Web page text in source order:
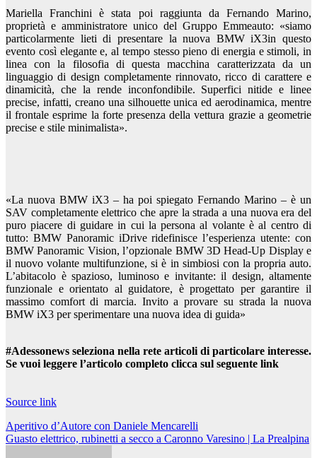
Mariella Franchini è stata poi raggiunta da Fernando Marino,
proprietà e amministratore unico del Gruppo Emmeauto: «siamo
particolarmente lieti di presentare la nuova BMW iX3in questo
evento così elegante e, al tempo stesso pieno di energia e stimoli, in
linea con la filosofia di questa macchina caratterizzata da un
linguaggio di design completamente rinnovato, ricco di carattere e
dinamicità, che la rende inconfondibile. Superfici nitide e linee
precise, infatti, creano una silhouette unica ed aerodinamica, mentre
il frontale esprime la forte presenza della vettura grazie a geometrie
precise e stile minimalista».
«La nuova BMW iX3 – ha poi spiegato Fernando Marino – è un
SAV completamente elettrico che apre la strada a una nuova era del
puro piacere di guidare in cui la persona al volante è al centro di
tutto: BMW Panoramic iDrive ridefinisce l’esperienza utente: con
BMW Panoramic Vision, l’opzionale BMW 3D Head-Up Display e
il nuovo volante multifunzione, si è in simbiosi con la propria auto.
L’abitacolo è spazioso, luminoso e invitante: il design, altamente
funzionale e orientato al guidatore, è progettato per garantire il
massimo comfort di marcia. Invito a provare su strada la nuova
BMW iX3 per sperimentare una nuova idea di guida»
#Adessonews seleziona nella rete articoli di particolare interesse.
Se vuoi leggere l’articolo completo clicca sul seguente link
Source link
Navigazione
articoli
Aperitivo d’Autore con Daniele Mencarelli
Guasto elettrico, rubinetti a secco a Caronno Varesino | La Prealpina